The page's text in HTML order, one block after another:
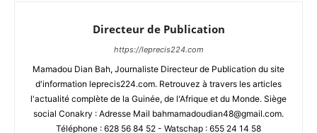
Directeur de Publication
https://leprecis224.com
Mamadou Dian Bah, Journaliste Directeur de Publication du site
d'information leprecis224.com. Retrouvez à travers les articles
l'actualité complète de la Guinée, de l'Afrique et du Monde. Siège
social Conakry : Adresse Mail bahmamadoudian48@gmail.com.
Téléphone : 628 56 84 52 - Watschap : 655 24 14 58